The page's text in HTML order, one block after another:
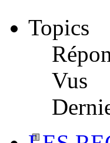
Topics
Vus